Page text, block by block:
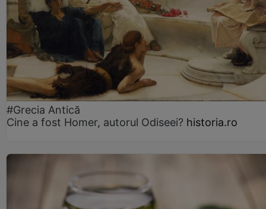
#Grecia Antică
Cine a fost Homer, autorul Odiseei? historia.ro